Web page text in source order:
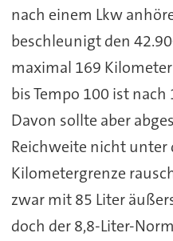
nach einem Lkw
beschleunigt den
maximal 169
bis Tempo 100 ist
Davon sollte aber
Reichweite nicht unter
Kilometergrenze
zwar mit 85 Liter
doch der 8,8-Liter-